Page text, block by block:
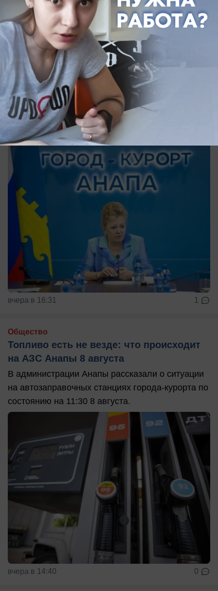
вчера в 18:04 4
Общество
Глава Анапы раскрыла, сколько
чемпионов готовят в городе
Глава Анапы Светлана Маслова поздравила
спортсменов, тренеров, сотрудников спортивных
школ, представителей федераций, ветеранов и
любителей спорта с Днем физкультурника.
вчера в 16:31 1
Общество
Топливо есть не везде: что происходит
на АЗС Анапы 8 августа
В администрации Анапы рассказали о ситуации
на автозаправочных станциях города-курорта по
состоянию на 11:30 8 августа.
вчера в 14:40 0